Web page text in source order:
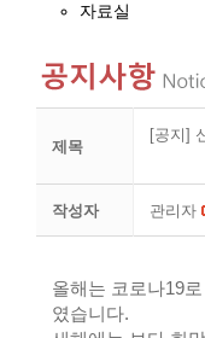
자료실
제목
[공지]
작성자 관리자
올해는 코로나19
였습니다.